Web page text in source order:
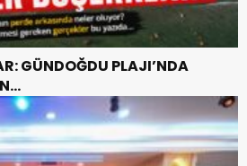
GÜNDOĞDU PLAJI’NDA